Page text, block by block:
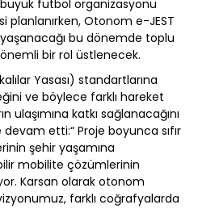
futbol organizasyonu
Otonom e-JEST
bu dönemde toplu
bir rol üstlenecek.
Yasası) standartlarına
ve böylece farklı hareket
ulaşımına katkı sağlanacağını
devam etti:“ Proje boyunca sıfır
şehir yaşamına
mobilite çözümlerinin
Karsan olarak otonom
farklı coğrafyalarda